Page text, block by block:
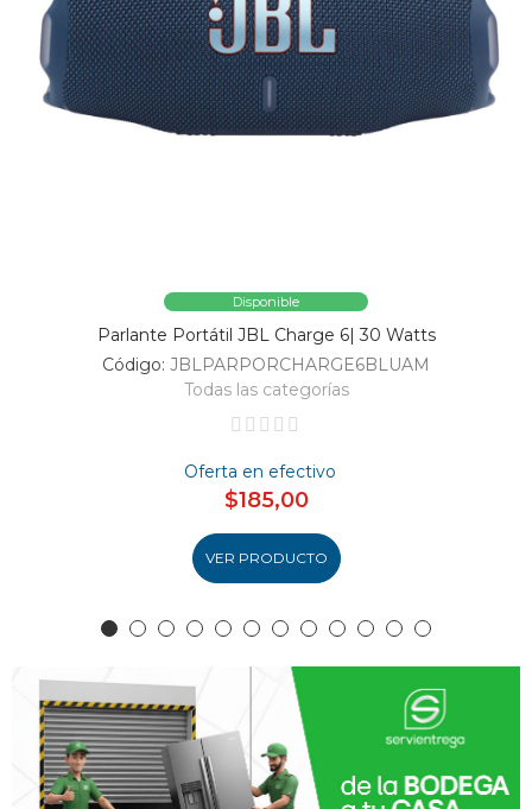
Disponible
Parlante Portátil JBL Charge 6| 30 Watts
Código: JBLPARPORCHARGE6BLUAM
Todas las categorías
Oferta en efectivo
$185,00
VER PRODUCTO